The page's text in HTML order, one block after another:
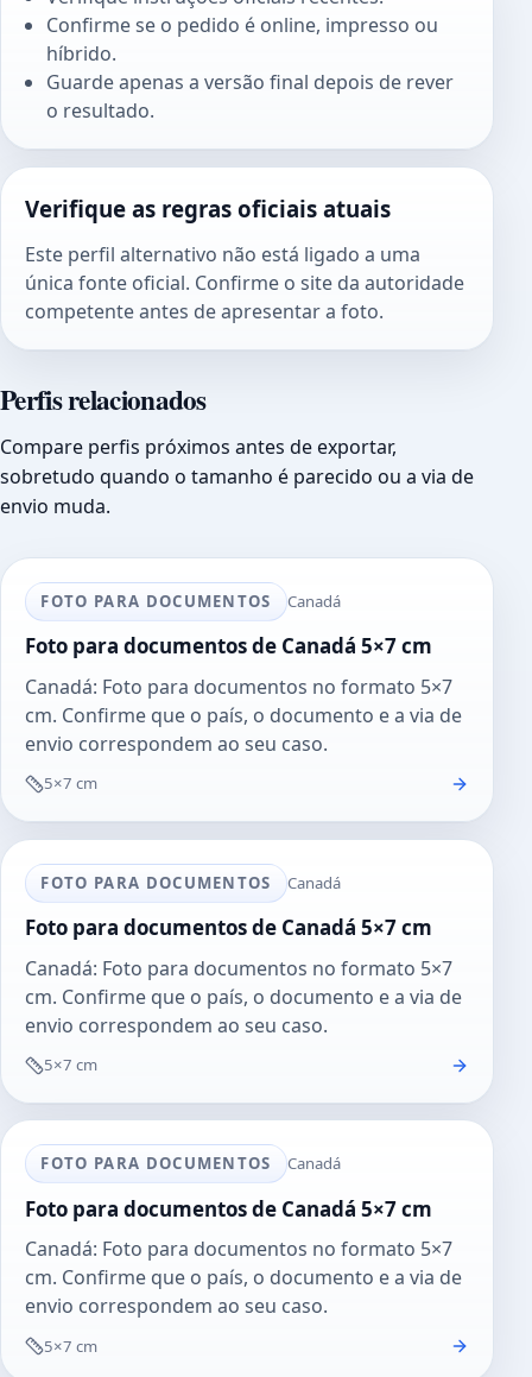
Confirme se o pedido é online, impresso ou
híbrido.
Guarde apenas a versão final depois de rever
o resultado.
Verifique as regras oficiais atuais
Este perfil alternativo não está ligado a uma
única fonte oficial. Confirme o site da autoridade
competente antes de apresentar a foto.
Perfis relacionados
Compare perfis próximos antes de exportar,
sobretudo quando o tamanho é parecido ou a via de
envio muda.
FOTO PARA DOCUMENTOS Canadá
Foto para documentos de Canadá 5×7 cm
Canadá: Foto para documentos no formato 5×7
cm. Confirme que o país, o documento e a via de
envio correspondem ao seu caso.
5×7 cm
FOTO PARA DOCUMENTOS Canadá
Foto para documentos de Canadá 5×7 cm
Canadá: Foto para documentos no formato 5×7
cm. Confirme que o país, o documento e a via de
envio correspondem ao seu caso.
5×7 cm
FOTO PARA DOCUMENTOS Canadá
Foto para documentos de Canadá 5×7 cm
Canadá: Foto para documentos no formato 5×7
cm. Confirme que o país, o documento e a via de
envio correspondem ao seu caso.
5×7 cm